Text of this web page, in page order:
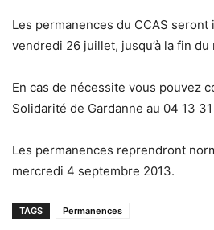
Les permanences du CCAS
vendredi 26 juillet, jusqu’à la fin du
En cas de nécessite vous pouvez
Solidarité de Gardanne au 04 13
Les permanences reprendront
mercredi 4 septembre 2013.
TAGS Permanences